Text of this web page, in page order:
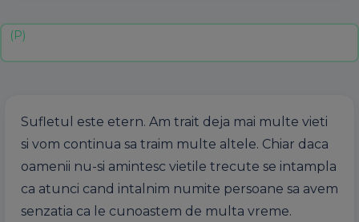
Sufletul este etern. Am trait deja mai multe vieti
si vom continua sa traim multe altele. Chiar daca
oamenii nu-si amintesc vietile trecute se intampla
ca atunci cand intalnim numite persoane sa avem
senzatia ca le cunoastem de multa vreme.